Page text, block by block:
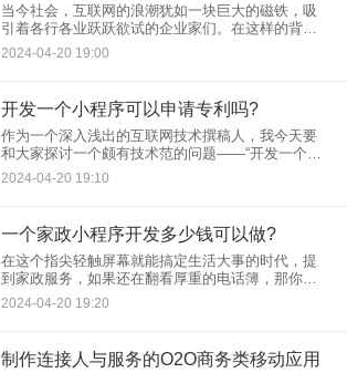
当今社会，互联网的浪潮犹如一块巨大的磁铁，吸
引着各行各业跃跃欲试的企业家们。在这样的背景
下，许多企业面临着一个重大的抉择：是单纯进行
网站开发，还是同时跳进app开发的热潮中？这就像
2024-04-20 19:00
开发一个小程序可以申请专利吗?
作为一个深入浅出的互联网技术撰稿人，我今天要
和大家探讨一个颇有技术范的问题——“开发一个小
程序可以申请专利吗？”这个问题对于那些在小程序
开发平台上夜以继日码代码的朋友们来说，可谓是
2024-04-20 19:10
一个家政小程序开发多少钱可以做?
在这个指尖轻触屏幕就能搞定生活大事的时代，提
到家政服务，如果还在翻看厚重的电话簿，那你可
能要被时代的浪潮无情地甩在脑后了。现代人的选
择是什么？当然是轻巧便捷的家政小程序啦！但这
2024-04-20 19:20
制作连接人与服务的O2O商务类移动应用